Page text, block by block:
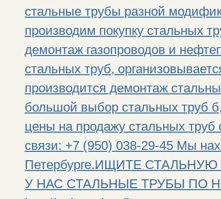
стальные трубы разной
производим покупку стальных
демонтаж газопроводов и
стальных труб,
производится демонтаж
большой выбор стальных труб
цены на продажу стальных труб
связи: +7 (950) 038-29-45 Мы
Петербурге.ИЩИТЕ
У НАС СТАЛЬНЫЕ ТРУБЫ ПО